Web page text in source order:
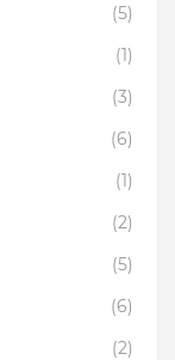
(5)
(1)
(3)
(6)
(1)
(2)
(5)
(6)
(2)